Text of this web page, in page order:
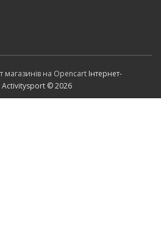
магазинів на Opencart Інтернет-
Activitysport © 2026